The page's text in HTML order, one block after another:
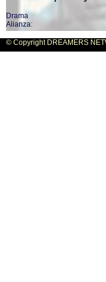
Drama
Alianza:
© Copyright DREAMERS